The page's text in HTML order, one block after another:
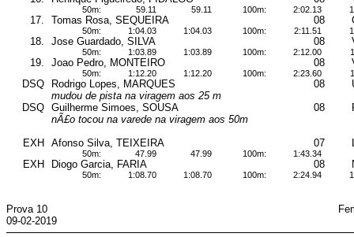
50m: 59.11 59.11 100m: 2:02.13
17. Tomas Rosa, SEQUEIRA 08
50m: 1:04.03 1:04.03 100m: 2:11.51
18. Jose Guardado, SILVA 08
50m: 1:03.89 1:03.89 100m: 2:12.00
19. Joao Pedro, MONTEIRO 08
50m: 1:12.20 1:12.20 100m: 2:23.60
DSQ Rodrigo Lopes, MARQUES 08
mudou de pista na viragem aos 25 m
DSQ Guilherme Simoes, SOUSA 08
nÃ£o tocou na varede na viragem aos 50m
EXH
Afonso Silva, TEIXEIRA 07
50m: 47.99 47.99 100m: 1:43.34
EXH Diogo Garcia, FARIA 08
50m: 1:08.70 1:08.70 100m: 2:24.94
Prova 10
09-02-2019